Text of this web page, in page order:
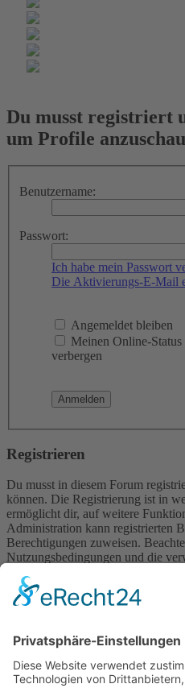
Du musst registriert
um Profile
Benutzername:
Passwort:
Ich habe mein Passwort
Die Aktivierungs-E-Mail
Angemeldet bleiben
Meinen Online-
verbergen
Registrieren
Du musst in diesem Forum
können. Die Registrierung ist in
ermöglicht dir, auf weitere
Administration kann registrierten
Berechtigungen zuweisen.
Nutzungsbedingungen und die
wenn du dich in diesem Board